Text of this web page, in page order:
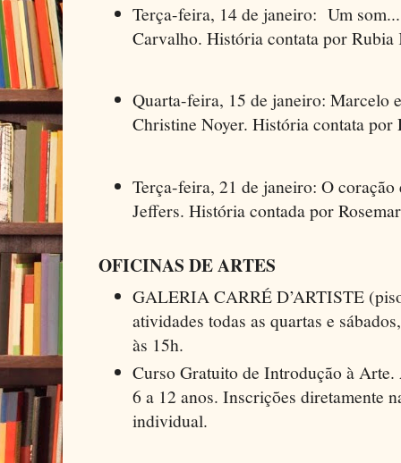
Terça-feira, 14 de janeiro: Um
Carvalho. História contata por Rubia
Quarta-feira, 15 de janeiro: Marcelo
Christine Noyer. História contata por
Terça-feira, 21 de janeiro: O
Jeffers. História contada por
OFICINAS DE ARTES
GALERIA CARRÉ D’ARTISTE
atividades todas as quartas e
às 15h.
Curso Gratuito de Introdução à
6 a 12 anos. Inscrições diretamente
individual.